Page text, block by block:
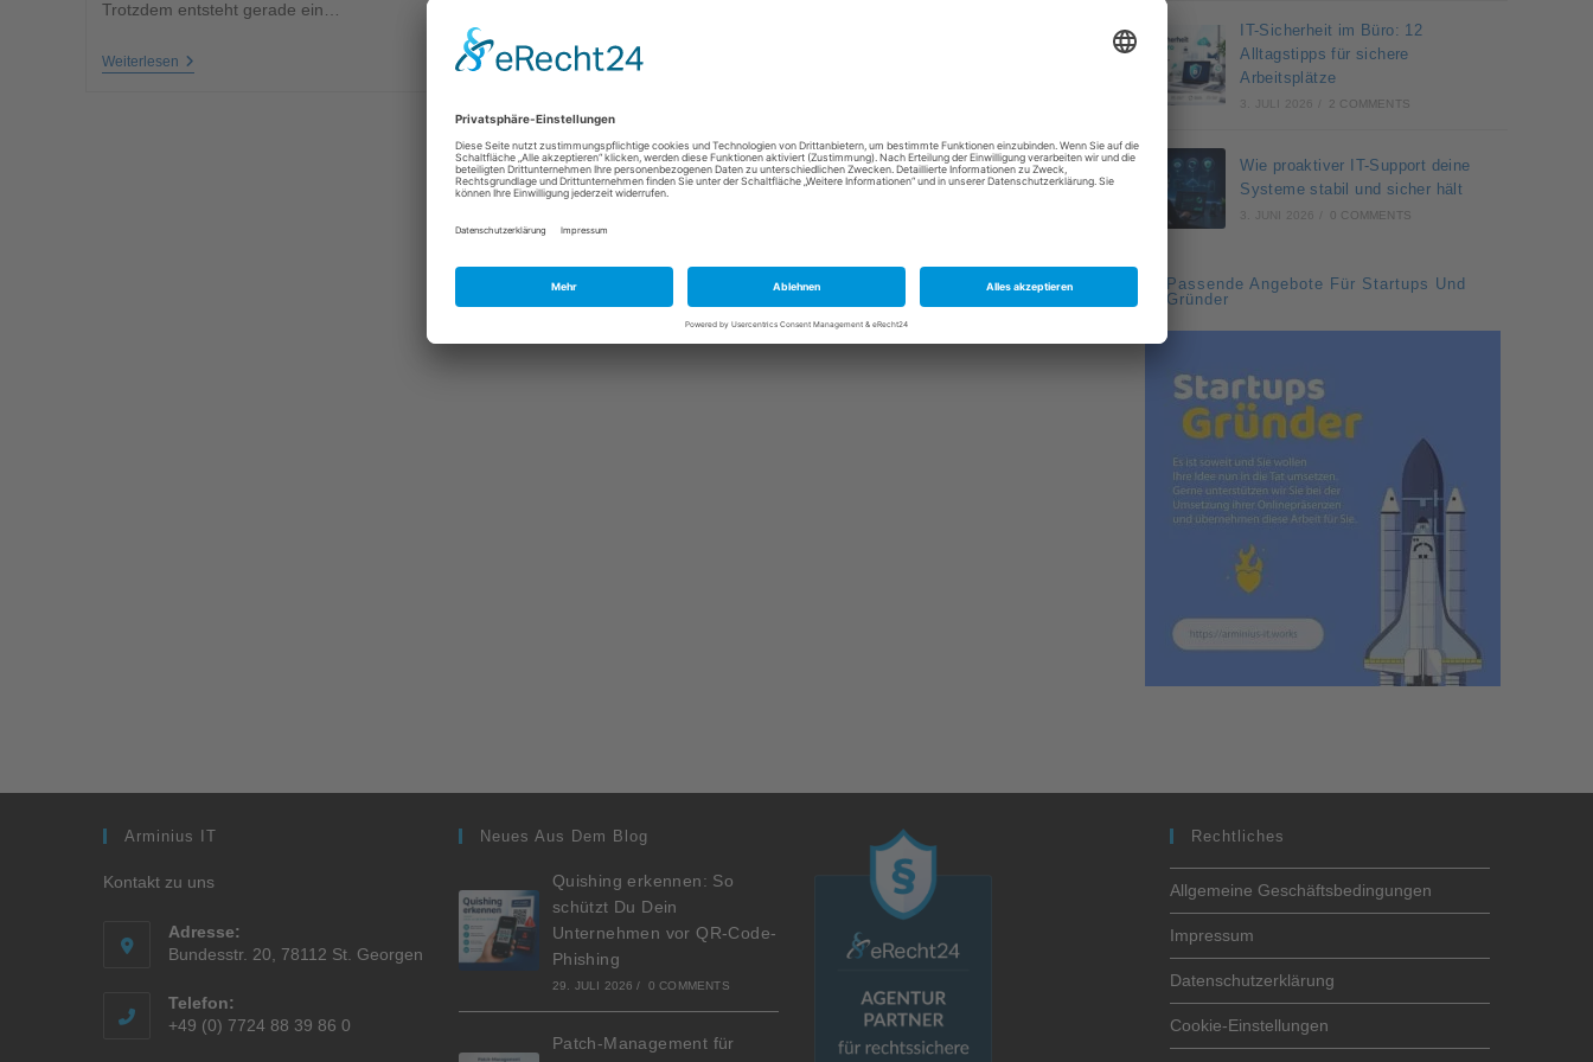
Trotzdem entsteht gerade ein…
Weiterlesen
IT-Sicherheit im Büro: 12
Alltagstipps für sichere
Arbeitsplätze
3. JULI 2026 2 COMMENTS
Wie proaktiver IT-Support deine
Systeme stabil und sicher hält
3. JUNI 2026 0 COMMENTS
Passende Angebote Für Startups Und
Gründer
Arminius IT
Kontakt zu uns
Adresse:
Bundesstr. 20, 78112 St. Georgen
Telefon:
+49 (0) 7724 88 39 86 0
Neues Aus Dem Blog
Quishing erkennen: So
schützt Du Dein
Unternehmen vor QR-Code-
Phishing
29. JULI 2026 / 0 COMMENTS
Patch-Management für
Rechtliches
Allgemeine Geschäftsbedingungen
Impressum
Datenschutzerklärung
Cookie-Einstellungen